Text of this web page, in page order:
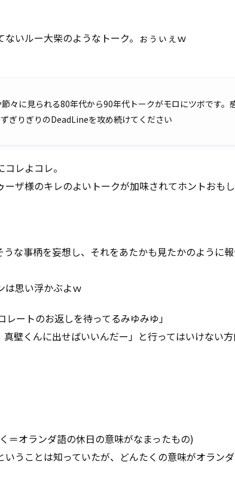
いルー大柴のようなトーク。ぉぅぃぇｗ
々に見られる80年代から90年代トークがモロにツボです。
ぎりぎりのDeadLineを攻め続けてください
レよコレ。
ザ様のキレのよいトークが加味されてホントおも
な事柄を妄想し、それをあたかも見たかのように
は思い浮かぶよｗ
ートのお返しを待ってるみゆみゆ」
壁くんに出せばいいんだー」と行ってはいけない
＝オランダ語の休日の意味がなまったもの)
うことは知っていたが、どんたくの意味がオラン